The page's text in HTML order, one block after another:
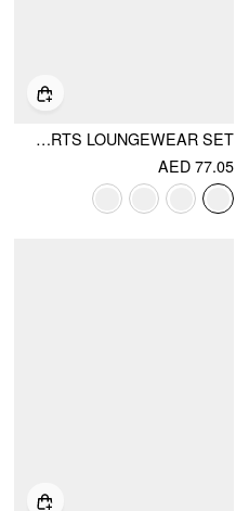
SATIN V-NECK LACE TRIM CAMI TOP & MID RISE LACE HEM SHORTS LOUNGEWEAR SET
AED 77.05